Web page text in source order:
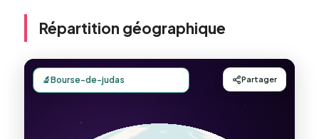
Répartition géographique